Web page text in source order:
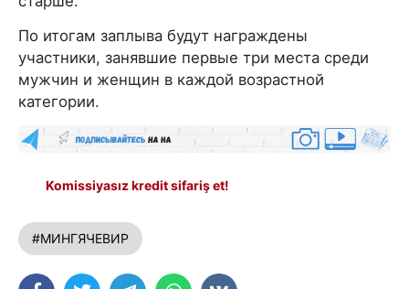
По итогам заплыва будут награждены
участники, занявшие первые три места среди
мужчин и женщин в каждой возрастной
категории.
Komissiyasız kredit sifariş et!
#МИНГЯЧЕВИР